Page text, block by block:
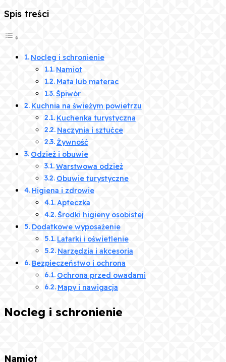
Spis treści
Nocleg i schronienie
Namiot
Mata lub materac
Śpiwór
Kuchnia na świeżym powietrzu
Kuchenka turystyczna
Naczynia i sztućce
Żywność
Odzież i obuwie
Warstwowa odzież
Obuwie turystyczne
Higiena i zdrowie
Apteczka
Środki higieny osobistej
Dodatkowe wyposażenie
Latarki i oświetlenie
Narzędzia i akcesoria
Bezpieczeństwo i ochrona
Ochrona przed owadami
Mapy i nawigacja
Nocleg i schronienie
Namiot